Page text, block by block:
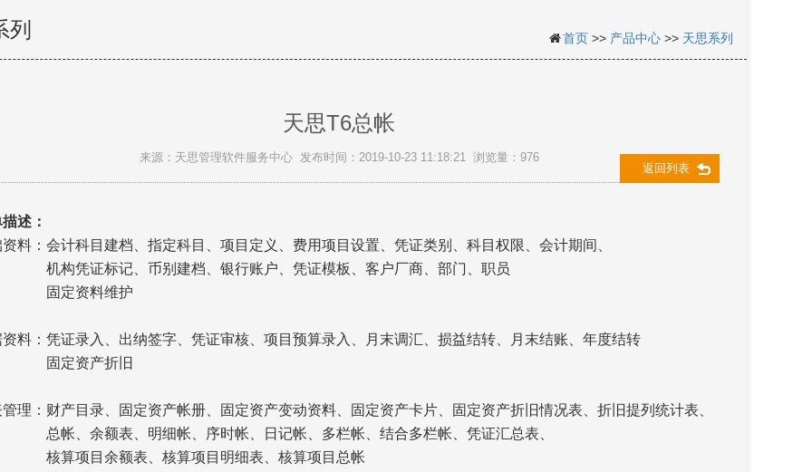
列 首页 >> 产品中心 >> 天思系列
天思T6总帐
来源：天思管理软件服务中心 发布时间：2019-10-23 11:18:21 浏览量：976
返回列表
述：
：会计科目建档、指定科目、项目定义、费用项目设置、凭证类别、科目权限、会计期间、
标记、币别建档、银行账户、凭证模板、客户厂商、部门、职员
资料维护
：凭证录入、出纳签字、凭证审核、项目预算录入、月末调汇、损益结转、月末结账、年度结转
资产折旧
：财产目录、固定资产帐册、固定资产变动资料、固定资产卡片、固定资产折旧情况表、折旧提列统计表、
额表、明细帐、序时帐、日记帐、多栏帐、结合多栏帐、凭证汇总表、
余额表、核算项目明细表、核算项目总帐